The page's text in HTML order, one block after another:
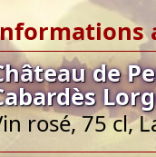
de
rosé, 75 cl,